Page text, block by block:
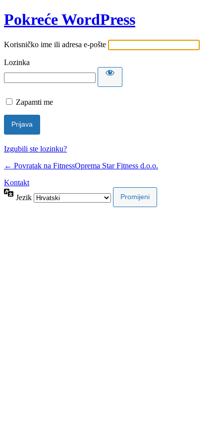
Pokreće WordPress
Korisničko ime ili adresa e-pošte
Lozinka
Zapamti me
Izgubili ste lozinku?
← Povratak na FitnessOprema Star Fitness d.o.o.
Kontakt
Jezik